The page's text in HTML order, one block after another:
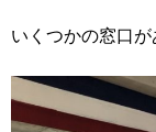
いくつかの窓口が